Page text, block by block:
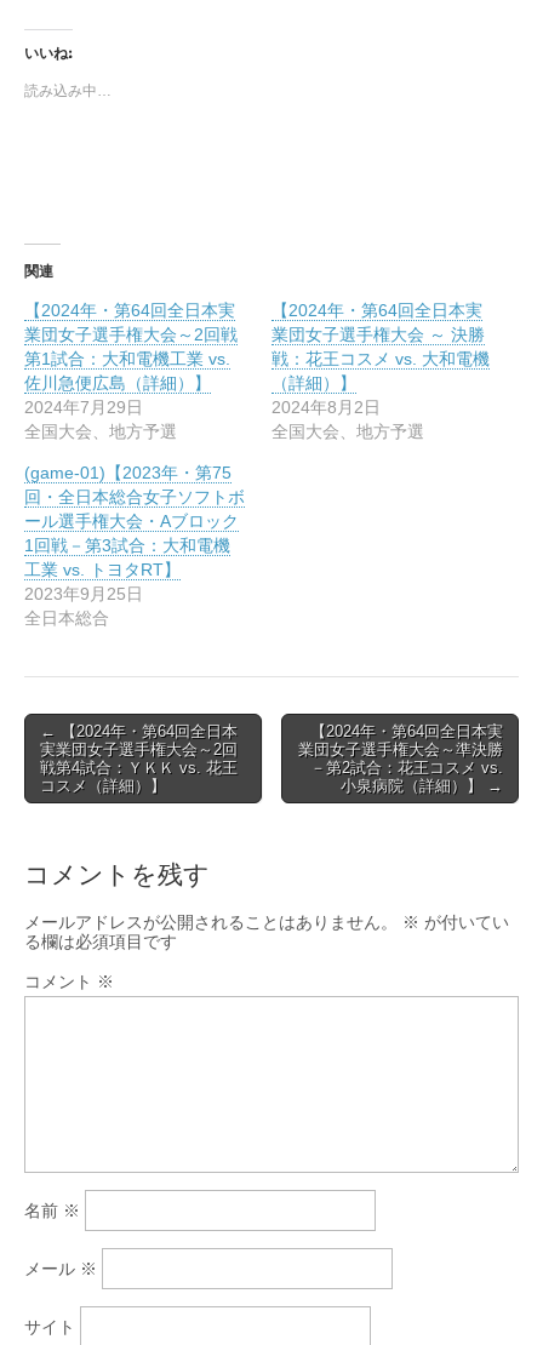
し
て
T
w
i
ィ
ン
ド
ウ
で
開
き
ま
す
)
く
だ
さ
い
(
新
し
い
ウ
ィ
ド
ウ
で
開
き
ま
す
)
いいね:
読み込み中…
関連
【2024年・第64回全日本実
業団女子選手権大会～2回戦
第1試合：大和電機工業 vs.
佐川急便広島（詳細）】
2024年7月29日
全国大会、地方予選
【2024年・第64回全日本実
業団女子選手権大会 ～ 決勝
戦：花王コスメ vs. 大和電機
（詳細）】
2024年8月2日
全国大会、地方予選
(game-01)【2023年・第75
回・全日本総合女子ソフトボ
ール選手権大会・Aブロック
1回戦－第3試合：大和電機
工業 vs. トヨタRT】
2023年9月25日
全日本総合
Post
navigation
← 【2024年・第64回全日本
実業団女子選手権大会～2回
戦第4試合：ＹＫＫ vs. 花王
コスメ（詳細）】
【2024年・第64回全日本実
業団女子選手権大会～準決勝
－第2試合：花王コスメ vs.
小泉病院（詳細）】 →
コメントを残す
メールアドレスが公開されることはありません。 ※ が付いてい
る欄は必須項目です
コメント ※
名前 ※
メール ※
サイト